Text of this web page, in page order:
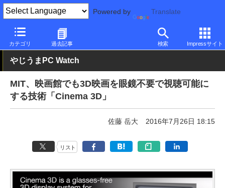
Powered by Translate
カテゴリ 過去記事 検索 Impressサイト
PC Watch 市場 技術
やじうまPC Watch
MIT、映画館でも3D映画を眼鏡不要で視聴可能に
する技術「Cinema 3D」
佐藤 岳大 2016年7月26日 18:15
リスト